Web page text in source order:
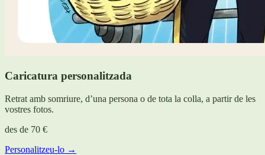
Caricatura personalitzada
Retrat amb somriure, d’una persona o de tota la colla, a partir de les
vostres fotos.
des de 70 €
Personalitzeu-lo →